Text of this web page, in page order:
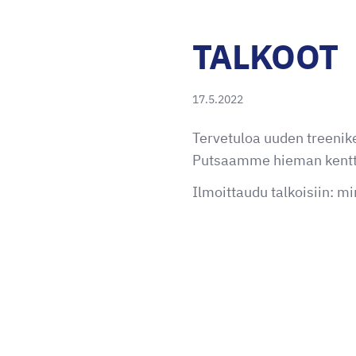
TALKOOT
17.5.2022
Tervetuloa uuden
Putsaamme hieman
Ilmoittaudu talkoisiin: